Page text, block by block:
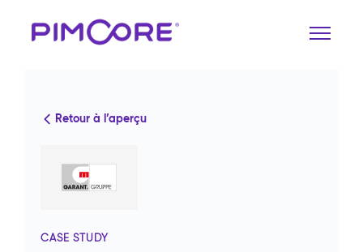
Retour à l’aperçu
CASE STUDY